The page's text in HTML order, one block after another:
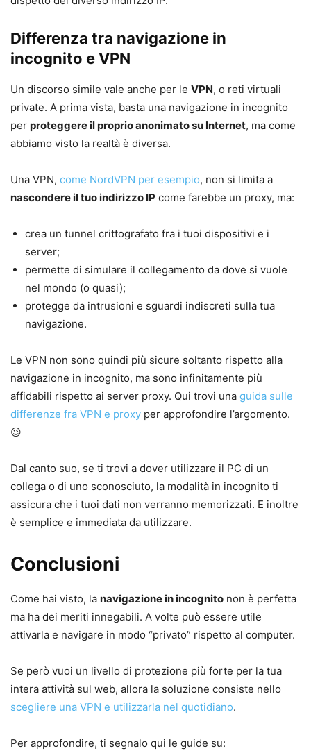
Differenza tra navigazione in
incognito e VPN
Un discorso simile vale anche per le VPN, o reti virtuali
private. A prima vista, basta una navigazione in incognito
per proteggere il proprio anonimato su Internet, ma come
abbiamo visto la realtà è diversa.
Una VPN, come NordVPN per esempio, non si limita a
nascondere il tuo indirizzo IP come farebbe un proxy, ma:
crea un tunnel crittografato fra i tuoi dispositivi e i
server;
permette di simulare il collegamento da dove si vuole
nel mondo (o quasi);
protegge da intrusioni e sguardi indiscreti sulla tua
navigazione.
Le VPN non sono quindi più sicure soltanto rispetto alla
navigazione in incognito, ma sono infinitamente più
affidabili rispetto ai server proxy. Qui trovi una guida sulle
differenze fra VPN e proxy per approfondire l’argomento.
😉
Dal canto suo, se ti trovi a dover utilizzare il PC di un
collega o di uno sconosciuto, la modalità in incognito ti
assicura che i tuoi dati non verranno memorizzati. E inoltre
è semplice e immediata da utilizzare.
Conclusioni
Come hai visto, la navigazione in incognito non è perfetta
ma ha dei meriti innegabili. A volte può essere utile
attivarla e navigare in modo “privato” rispetto al computer.
Se però vuoi un livello di protezione più forte per la tua
intera attività sul web, allora la soluzione consiste nello
scegliere una VPN e utilizzarla nel quotidiano.
Per approfondire, ti segnalo qui le guide su: